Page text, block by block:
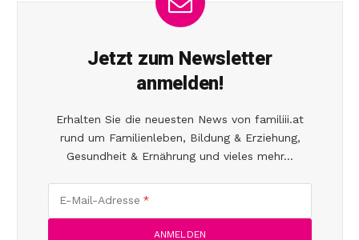
Jetzt zum Newsletter
anmelden!
Erhalten Sie die neuesten News von familiii.at
rund um Familienleben, Bildung & Erziehung,
Gesundheit & Ernährung und vieles mehr...
E-Mail-Adresse